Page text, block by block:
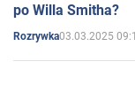
po Willa Smitha?
Rozrywka03.03.2025